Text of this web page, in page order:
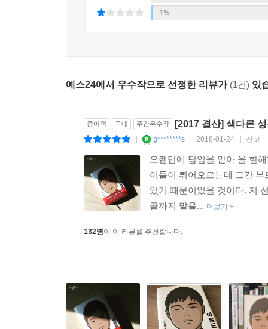
독자들의 열띤 반응을 이끌어냈다. 구체적인 이
『아몬드』는 ‘가슴이 머리를 지배할 수 있다’
불능증’을 앓고 있는지도 모른다. 그리고 이 소설
있을지도. 긴 겨울의 끝에 봄이 온다. 봄이면 식
다른 사람의 아픔에 공감하지 못한다는 것은 얼
나가는 과정을 탁월하게 묘사한다. 몸이 자라는
‘친구’라는 이름이 붙기까지 보내 온 몇 해의 계
-이재용 감독(「두근두근 내 인생」 「스캔들」 연
20년 넘게 영화 일을 하며 생긴 직업병 같은 게
우리들에게 세상을 버틸 용기와 힘을 주는 소설이
-장원석 PD(「최종병기 활」 「터널」 제작)
1%
예스24에서 우수작으로 선정한 리뷰가 (1건) 있
종이책 구매 주간우수작 [2017 결산] 색다른
g********s 2018-01-24 신고
오랜만에 담임을 맡아 올 한
이들이 튀어오르는데 그간
았기 때문이었을 것이다. 저
끝까지 말을... 더보기
132명이 이 리뷰를 추천합니다.